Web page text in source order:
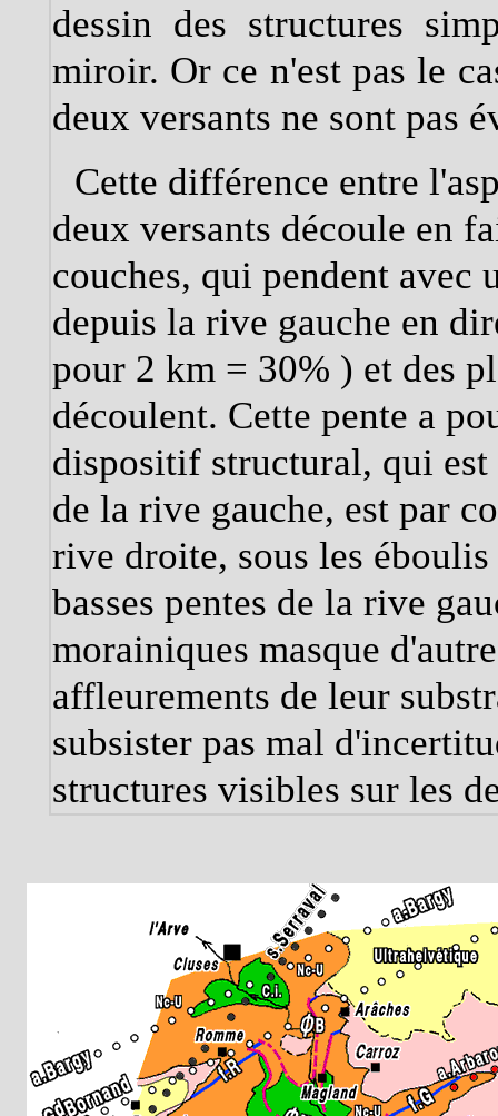
dessin des structures
miroir. Or ce n'est pas le
deux versants ne sont pas
Cette différence entre
deux versants découle en
couches, qui pendent avec
depuis la rive gauche en
pour 2 km = 30% ) et des
découlent. Cette pente a
dispositif structural, qui
de la rive gauche, est par
rive droite, sous les
basses pentes de la rive
morainiques masque
affleurements de leur
subsister pas mal
structures visibles sur les